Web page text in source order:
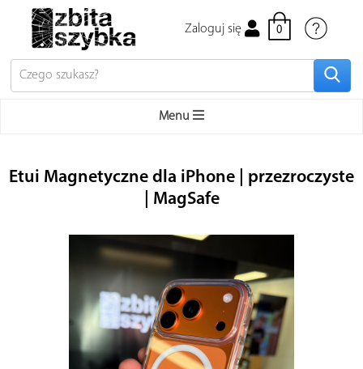
Zaloguj się 0
Menu
Apple
MacBook używane
Etui Magnetyczne dla iPhone | przezroczyste
| MagSafe